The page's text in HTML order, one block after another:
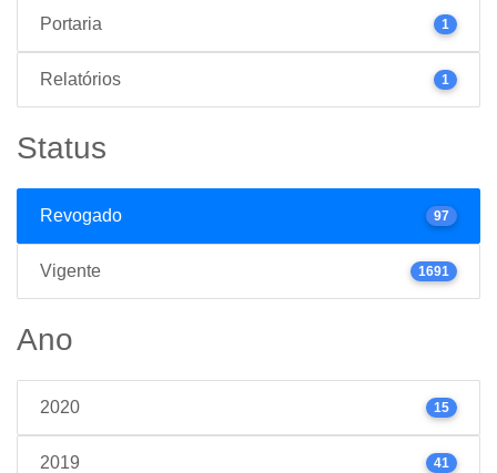
Portaria 1
Relatórios 1
Status
Revogado 97
Vigente 1691
Ano
2020 15
2019 41